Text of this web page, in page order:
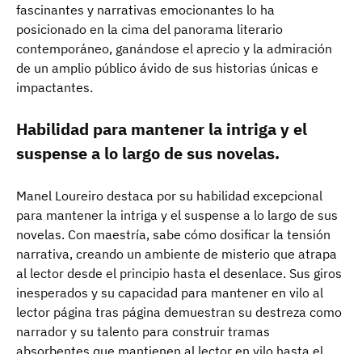
fascinantes y narrativas emocionantes lo ha
posicionado en la cima del panorama literario
contemporáneo, ganándose el aprecio y la admiración
de un amplio público ávido de sus historias únicas e
impactantes.
Habilidad para mantener la intriga y el
suspense a lo largo de sus novelas.
Manel Loureiro destaca por su habilidad excepcional
para mantener la intriga y el suspense a lo largo de sus
novelas. Con maestría, sabe cómo dosificar la tensión
narrativa, creando un ambiente de misterio que atrapa
al lector desde el principio hasta el desenlace. Sus giros
inesperados y su capacidad para mantener en vilo al
lector página tras página demuestran su destreza como
narrador y su talento para construir tramas